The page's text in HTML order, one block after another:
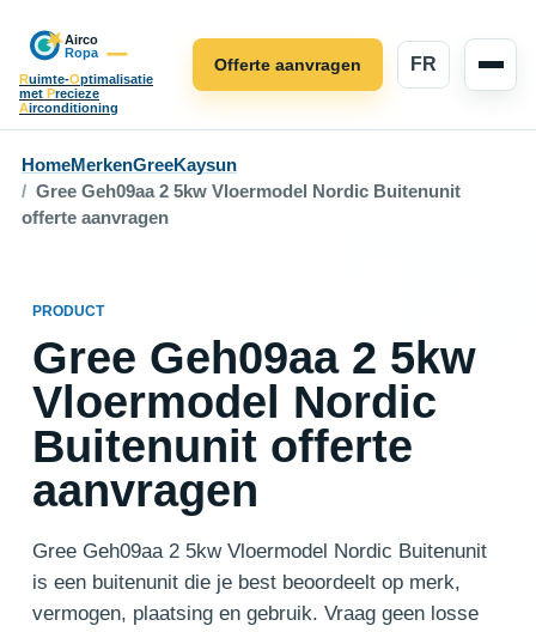
Ruimte-Optimalisatie
met Precieze
Airconditioning
FR
Offerte aanvragen
HomeMerkenGreeKaysun
Gree Geh09aa 2 5kw Vloermodel Nordic Buitenunit
offerte aanvragen
PRODUCT
Gree Geh09aa 2 5kw
Vloermodel Nordic
Buitenunit offerte
aanvragen
Gree Geh09aa 2 5kw Vloermodel Nordic Buitenunit
is een buitenunit die je best beoordeelt op merk,
vermogen, plaatsing en gebruik. Vraag geen losse